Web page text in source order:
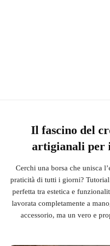
Il fascino del
artigianali per
Cerchi una borsa che unisca
praticità di tutti i giorni?
perfetta tra estetica e
lavorata completamente a
accessorio, ma un vero e